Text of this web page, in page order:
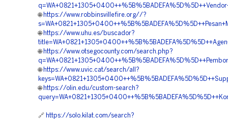
🌐 https://www.robbinsvillefire.org//?
🌐 https://www.uhu.es/buscador?
🌐 https://www.otsegocounty.com/search.php?
🌐 https://www.uvic.cat/search/all?
🌐 https://olin.edu/custom-search?
🔗 https://solo.kilat.com/search?